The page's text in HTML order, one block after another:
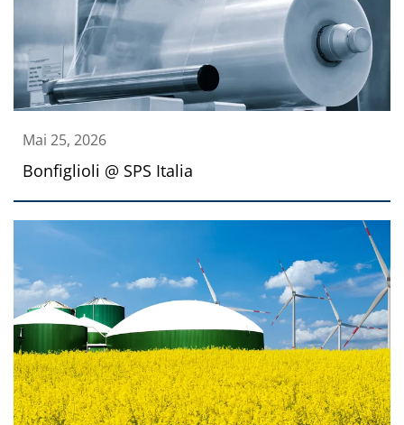
Mai 25, 2026
Bonfiglioli @ SPS Italia